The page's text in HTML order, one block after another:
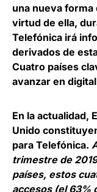
una nueva forma
virtud de ella,
Telefónica irá
derivados de
Cuatro países
avanzar en
En la actualidad,
Unido
para Telefónica.
trimestre de
países, estos
accesos (el 63%